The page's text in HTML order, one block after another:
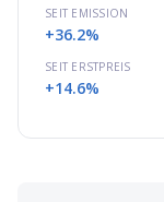
SEIT EMISSION
+36.2%
SEIT ERSTPREIS
+14.6%